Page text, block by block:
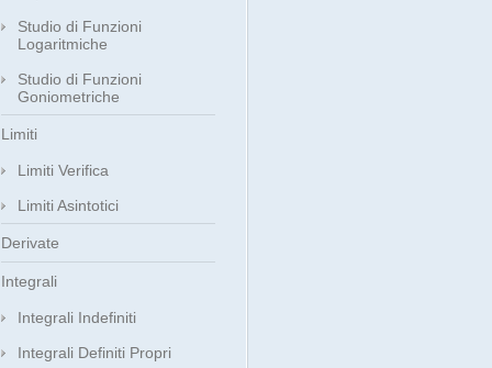
Studio di Funzioni
Logaritmiche
Studio di Funzioni
Goniometriche
Limiti
Limiti Verifica
Limiti Asintotici
Derivate
Integrali
Integrali Indefiniti
Integrali Definiti Propri